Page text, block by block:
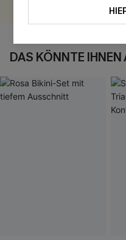
DAS KÖNNTE IHNEN